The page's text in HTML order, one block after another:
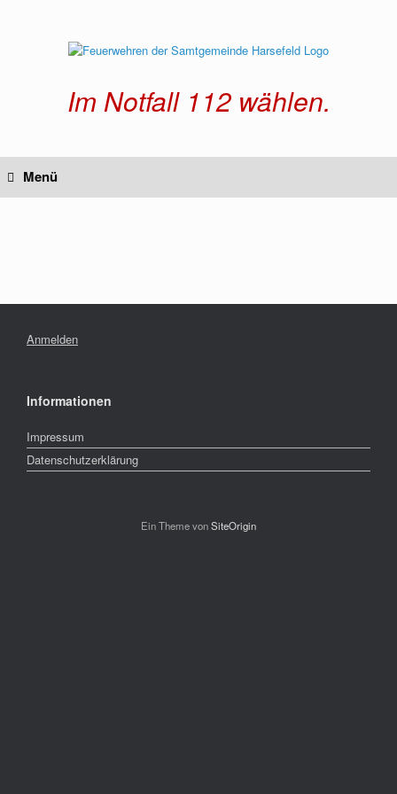
Im Notfall 112 wählen.
Menü
Anmelden
Informationen
Impressum
Datenschutzerklärung
Ein Theme vonSiteOrigin